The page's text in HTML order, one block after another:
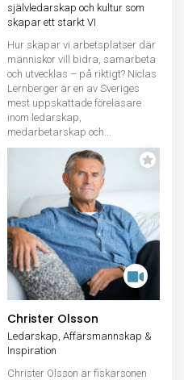
självledarskap och kultur som
skapar ett starkt VI
Hur skapar vi arbetsplatser där
människor vill bidra, samarbeta
och utvecklas – på riktigt? Niclas
Lernberger är en av Sveriges
mest uppskattade föreläsare
inom ledarskap,
medarbetarskap och...
Christer Olsson
Ledarskap, Affärsmannskap &
Inspiration
Christer Olsson är fiskarsonen